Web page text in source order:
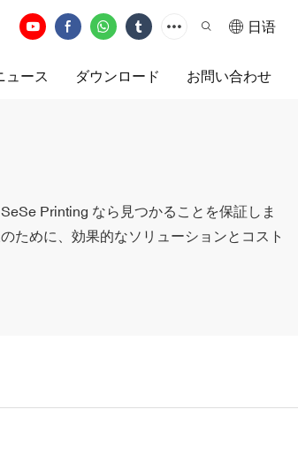
日语
ュース ダウンロード お問い合わせ
Printing なら見つかることを保証しま
ために、効果的なソリューションとコスト